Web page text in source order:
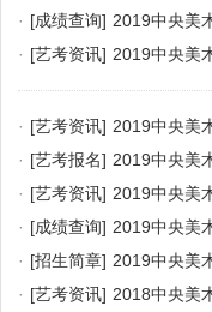
· [成绩查询] 2019中央美
· [艺考资讯] 2019中央美
· [艺考资讯] 2019中央美
· [艺考报名] 2019中央美
· [艺考资讯] 2019中央美
· [成绩查询] 2019中央美
· [招生简章] 2019中央美
· [艺考资讯] 2018中央美